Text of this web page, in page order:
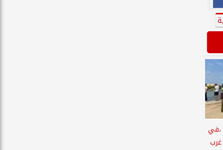
،في